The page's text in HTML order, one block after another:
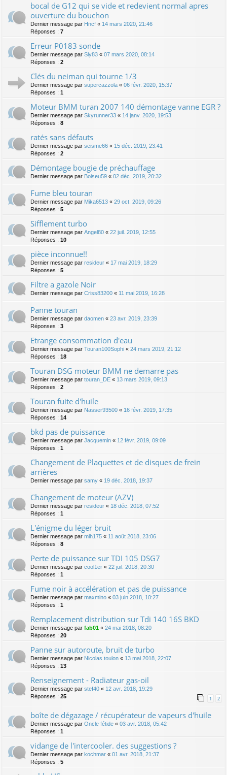
bocal de G12 qui se vide et redevient normal apres
ouverture du bouchon
Dernier message par Hncf « 14 mars 2020, 21:46
Réponses : 7
Erreur P0183 sonde
Dernier message par Sly83 « 07 mars 2020, 08:14
Réponses : 2
Clés du neiman qui tourne 1/3
Dernier message par supercazzola « 06 févr. 2020, 15:37
Réponses : 1
Moteur BMM turan 2007 140 démontage vanne EGR ?
Dernier message par Skyrunner33 « 14 janv. 2020, 19:53
Réponses : 8
ratés sans défauts
Dernier message par seisme66 « 15 déc. 2019, 23:41
Réponses : 2
Démontage bougie de préchauffage
Dernier message par Boiseu59 « 02 déc. 2019, 20:32
Fume bleu touran
Dernier message par Mika6513 « 29 oct. 2019, 09:26
Réponses : 5
Sifflement turbo
Dernier message par Angel80 « 22 juil. 2019, 12:55
Réponses : 10
pièce inconnue!!
Dernier message par resideur « 17 mai 2019, 18:29
Réponses : 5
Filtre a gazole Noir
Dernier message par Criss83200 « 11 mai 2019, 16:28
Panne touran
Dernier message par daomen « 23 avr. 2019, 23:39
Réponses : 3
Etrange consommation d'eau
Dernier message par Touran100Sophi « 24 mars 2019, 21:12
Réponses : 18
Touran DSG moteur BMM ne demarre pas
Dernier message par touran_DE « 13 mars 2019, 09:13
Réponses : 2
Touran fuite d'huile
Dernier message par Nasser93500 « 16 févr. 2019, 17:35
Réponses : 14
bkd pas de puissance
Dernier message par Jacquemin « 12 févr. 2019, 09:09
Réponses : 1
Changement de Plaquettes et de disques de frein
arrières
Dernier message par samy « 19 déc. 2018, 19:37
Changement de moteur (AZV)
Dernier message par resideur « 18 déc. 2018, 07:52
Réponses : 1
L'énigme du léger bruit
Dernier message par mlh175 « 11 août 2018, 23:06
Réponses : 8
Perte de puissance sur TDI 105 DSG7
Dernier message par cool1er « 22 juil. 2018, 20:30
Réponses : 1
Fume noir à accélération et pas de puissance
Dernier message par maxmino « 03 juin 2018, 10:27
Réponses : 1
Remplacement distribution sur Tdi 140 16S BKD
Dernier message par fab01 « 24 mai 2018, 08:20
Réponses : 20
Panne sur autoroute, bruit de turbo
Dernier message par Nicolas toulon « 13 mai 2018, 22:07
Réponses : 13
Renseignement - Radiateur gas-oil
Dernier message par stef40 « 12 avr. 2018, 19:29
Réponses : 25 1 2
boîte de dégazage / récupérateur de vapeurs d'huile
Dernier message par Oncle fétide « 03 avr. 2018, 05:42
Réponses : 1
vidange de l'intercooler. des suggestions ?
Dernier message par kochmar « 01 avr. 2018, 21:37
Réponses : 5